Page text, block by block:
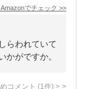
Amazonでチェック >>
らわれていて
かがですか。
コメント (1 件) >